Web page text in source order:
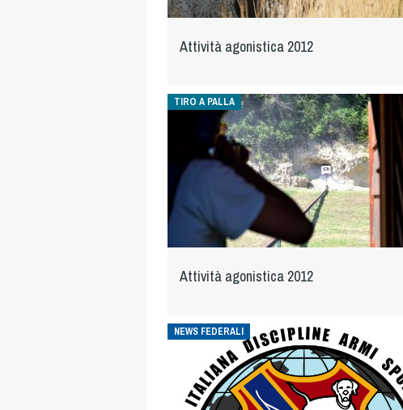
Attività agonistica 2012
TIRO A PALLA
Attività agonistica 2012
NEWS FEDERALI